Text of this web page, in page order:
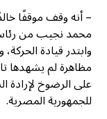
– أنه وقف موقفًا
محمد نجيب من
وابتدر قيادة
مظاهرة لم يشهدها
على الرضوخ لإرادة
للجمهورية المصرية.